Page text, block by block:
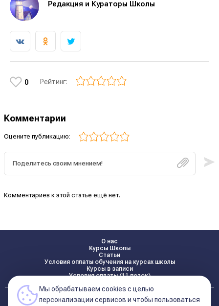
Редакция и Кураторы Школы
0 Рейтинг:
Комментарии
Оцените публикацию:
Комментариев к этой статье ещё нет.
О нас
Курсы Школы
Статьи
Условия оплаты обучения на курсах школы
Курсы в записи
Условия оплаты (11 поток)
Реквизиты
Мы обрабатываем cookies с целью
персонализации сервисов и чтобы пользоваться